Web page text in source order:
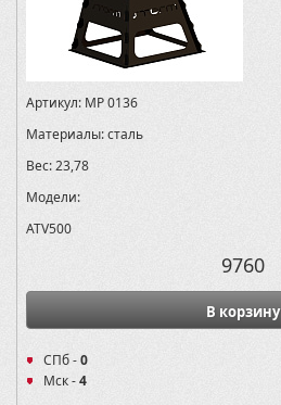
Артикул: MP 0136
Материалы:сталь
Вес:23,78
Модели:
ATV500
9760
В корзину
СПб -0
Мск -4